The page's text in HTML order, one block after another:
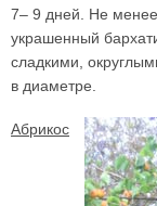
7– 9 дней. Не
украшенный
сладкими,
в диаметре.
Абрикос